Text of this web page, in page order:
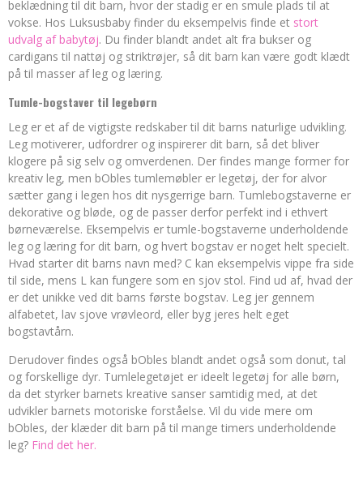
beklædning til dit barn, hvor der stadig er en smule plads til at
vokse. Hos Luksusbaby finder du eksempelvis finde et stort
udvalg af babytøj. Du finder blandt andet alt fra bukser og
cardigans til nattøj og striktrøjer, så dit barn kan være godt klædt
på til masser af leg og læring.
Tumle-bogstaver til legebørn
Leg er et af de vigtigste redskaber til dit barns naturlige udvikling.
Leg motiverer, udfordrer og inspirerer dit barn, så det bliver
klogere på sig selv og omverdenen. Der findes mange former for
kreativ leg, men bObles tumlemøbler er legetøj, der for alvor
sætter gang i legen hos dit nysgerrige barn. Tumlebogstaverne er
dekorative og bløde, og de passer derfor perfekt ind i ethvert
børneværelse. Eksempelvis er tumle-bogstaverne underholdende
leg og læring for dit barn, og hvert bogstav er noget helt specielt.
Hvad starter dit barns navn med? C kan eksempelvis vippe fra side
til side, mens L kan fungere som en sjov stol. Find ud af, hvad der
er det unikke ved dit barns første bogstav. Leg jer gennem
alfabetet, lav sjove vrøvleord, eller byg jeres helt eget
bogstavtårn.
Derudover findes også bObles blandt andet også som donut, tal
og forskellige dyr. Tumlelegetøjet er ideelt legetøj for alle børn,
da det styrker barnets kreative sanser samtidig med, at det
udvikler barnets motoriske forståelse. Vil du vide mere om
bObles, der klæder dit barn på til mange timers underholdende
leg? Find det her.